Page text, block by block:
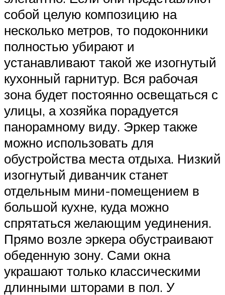
собой целую композицию на
несколько метров, то подоконники
полностью убирают и
устанавливают такой же изогнутый
кухонный гарнитур. Вся рабочая
зона будет постоянно освещаться с
улицы, а хозяйка порадуется
панорамному виду. Эркер также
можно использовать для
обустройства места отдыха. Низкий
изогнутый диванчик станет
отдельным мини-помещением в
большой кухне, куда можно
спрятаться желающим уединения.
Прямо возле эркера обустраивают
обеденную зону. Сами окна
украшают только классическими
длинными шторами в пол. У